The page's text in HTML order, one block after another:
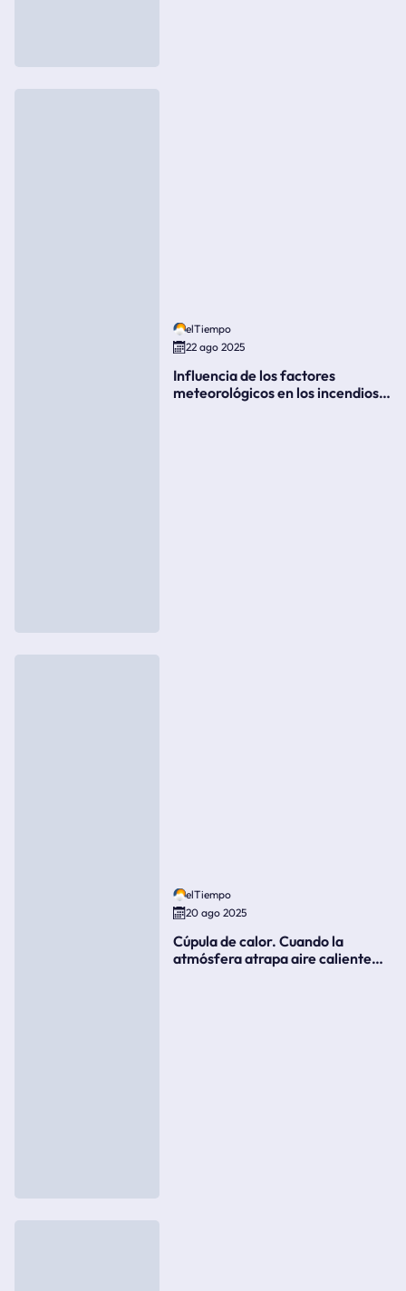
elTiempo
22 ago 2025
Influencia de los factores
meteorológicos en los incendios
elTiempo
20 ago 2025
Cúpula de calor. Cuando la
atmósfera atrapa aire caliente